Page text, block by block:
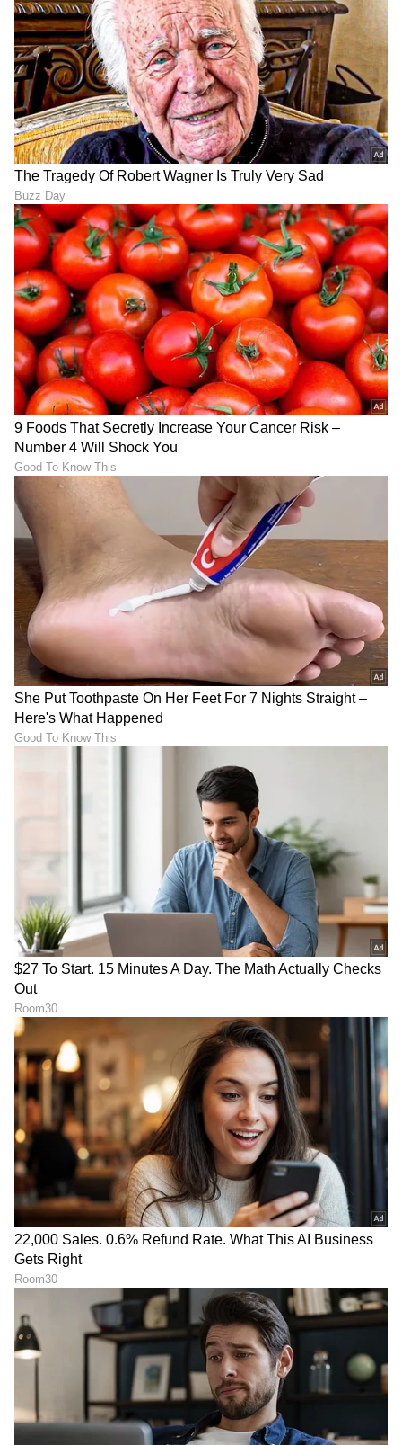
ರಮ್ಯಾ ಓಪನ್​ ಮಾತು
ಶಿರೋಮಣಿ ಮಾಡಿದ್ದೇನು
LATEST VIDEOS
"ರಾಜಕೀಯ ಬೇಡ, ಸಿನಿಮಾನೇ ಪ್ರಾಣ":
ಕನಕೋತ್ಸವದಲ್ಲಿ ರಿಷಬ್ ಶೆಟ್ಟಿ | Rishab
Shetty speech | Suvarna News
ಶೇ.50 ರಿಂದ ಶೇ.18 ಕ್ಕೆ TAX ಇಳಿಕೆ: ಮೋದಿ-
ಟ್ರಂಪ್ ಐತಿಹಾಸಿಕ ಒಪ್ಪಂದ | India US
Trade Deal | Party Rounds